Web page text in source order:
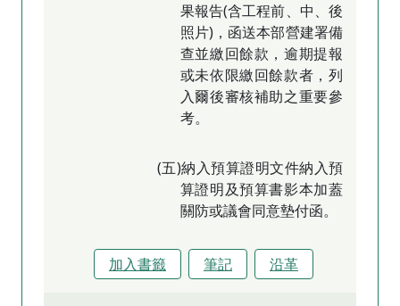
果報告(含工程前、中、後
照片)，函送本部營建署備
查並繳回餘款，逾期提報
或未依限繳回餘款者，列
入爾後審核補助之重要參
考。
(五)納入預算證明文件納入預
算證明及預算書影本加蓋
關防或議會同意墊付函。
加入書籤 筆記 沿革